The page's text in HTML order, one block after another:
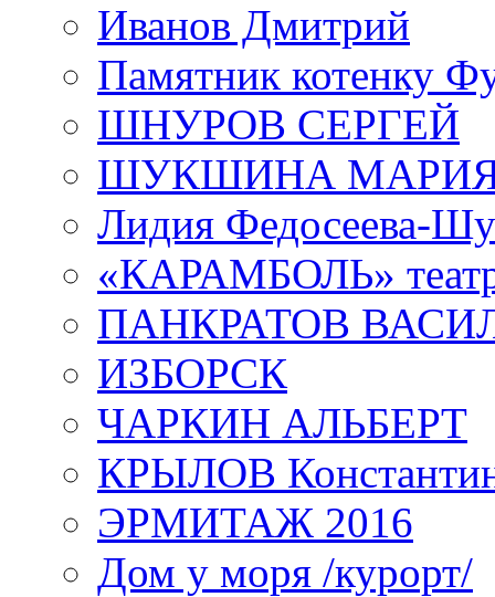
Иванов Дмитрий
Памятник котенку
ШНУРОВ СЕРГЕЙ
ШУКШИНА
Лидия Федосеева-
«КАРАМБОЛЬ»
ПАНКРАТОВ
ИЗБОРСК
ЧАРКИН АЛЬБЕРТ
КРЫЛОВ
ЭРМИТАЖ 2016
Дом у моря /курорт/